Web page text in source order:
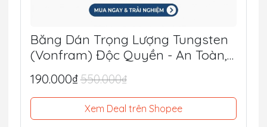
Băng Dán Trọng Lượng Tungsten
(Vonfram) Độc Quyền - An Toàn,
Tối Ưu Lực Đánh, Điểm Ngọt
190.000₫550.000₫
Xem Deal trên Shopee